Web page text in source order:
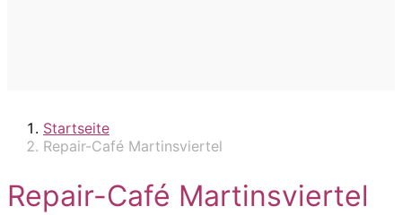
Startseite
Repair-Café Martinsviertel
Repair-Café Martinsviertel